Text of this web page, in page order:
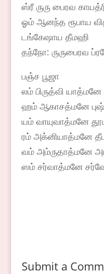
ஸ்ரீ ருரு பைரவ
ஓம் ஆனந்த ரூபாய
டங்கேஷாய தீமஹி
தந்நோ: ருருபைரவ
பஞ்ச பூஜா
லம் பிருத்வி
ஹம் ஆகாசத்மனே
யம் வாயுவாத்மனே
ரம் அக்னியாத்மனே
வம் அம்ருதாத்மனே
ஸம் சர்வாத்மனே
Submit a